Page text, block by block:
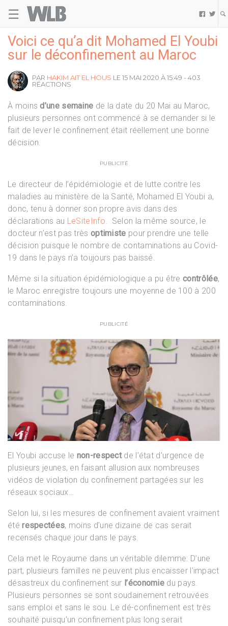
☰  
Voici ce qu’a dit Mohamed El Youbi
sur le déconfinement au Maroc
PAR HAKIM AIT EL HOUS LE 15 MAI 2020 À 15:49 - 403
RÉACTIONS
À moinsd’une semaine de la date du 20 Mai au Maroc,
plusieurs personnes ont commencé à se demander si le
fait de lever le confinement était réellement une bonne
décision.
PUBLICITÉ
Le directeur de l’épidémiologie et de lutte contre les
maladies au ministère de la Santé, Mohamed El Youbi a,
donc, tenu à donner son propre avis dans des
déclarations au LeSiteInfo. Selon la même source, le
docteur n’est pas très optimiste pour prendre une telle
décision puisque le nombre de contaminations au Covid-
19 dans le pays n’a toujours pas baissé.
Même si la situation épidémiologique a pu êtrecontrôlée,
le Maroc enregistre toujours une moyenne de 100 à 200
contaminations.
PUBLICITÉ
El Youbi accuse le non-respectde l’état d’urgence de
plusieurs jeunes, en faisant allusion aux nombreuses
vidéos de violation du confinement partagées sur les
réseaux sociaux…
Selon lui, si les mesures de confinement avaient vraiment
étérespectées, moins d’une dizaine de cas serait
recensés chaque jour dans le pays.
Cela met le Royaume dans un véritable dilemme: D’une
part, plusieurs familles ne peuvent plus encaisser l’impact
désastreux du confinement sur l’économie du pays.
Plusieurs personnes se sont soudainement retrouvées
sans emploi et sans le sou. Le dé-confinement est très
souhaité puisqu’un confinement plus long serait